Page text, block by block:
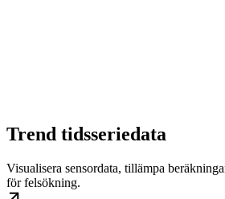
Trend tidsseriedata
Visualisera sensordata, tillämpa
för felsökning.